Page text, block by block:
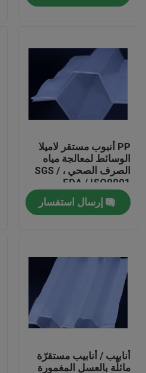
منتجات
معلومات عنا
جولة في المعمل
مراقبة الجودة
اتصل بنا
اطلب اقتباس
الوسائط المرشحة MBBR
MBBR بيو ميديا
PP أنبوب مستقر لاميلا
الوسائط لمعالجة مياه
الصرف الصحي ، SGS /
FDA / ISO9001
إرسال استفسار
أنابيب / أنابيب مستقرّة
مائلّة بالعسل المغمورة